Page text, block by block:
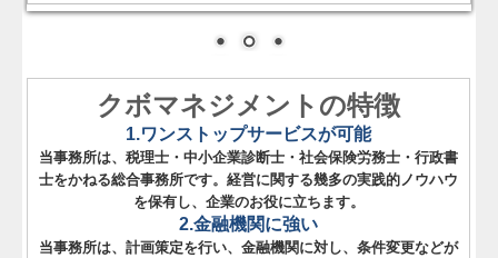
セミナー案内
助成金を活用しましょう！
労務Ｑ＆Ａ
社長メニューASP版
TKCシステムQ&A
クボマネジメントの特徴
1.ワンストップサービスが可能
当事務所は、税理士・中小企業診断士・社会保険労務士・行政書
士をかねる総合事務所です。経営に関する幾多の実践的ノウハウ
を保有し、企業のお役に立ちます。
2.金融機関に強い
当事務所は、計画策定を行い、金融機関に対し、条件変更などが